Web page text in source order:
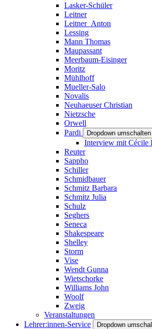
Lasker-Schüler
Leitner
Leitner_Anton
Lessing
Mann Thomas
Maupassant
Meerbaum-Eisinger
Moritz
Mühlhoff
Mueller-Salo
Novalis
Neuhaeuser Christian
Nietzsche
Orwell
Pardi
Dropdown umschalten
Interview mit Cécile
Reuter
Sappho
Schiller
Schmidbauer
Schmitz Barbara
Schmitz Julia
Schulz
Seghers
Seneca
Shakespeare
Shelley
Storm
Vise
Wendt Gunna
Wietschorke
Williams John
Woolf
Zweig
Veranstaltungen
Lehrer:innen-Service
Dropdown